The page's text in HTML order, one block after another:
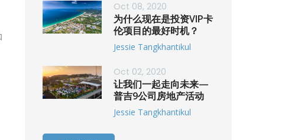
Oct 08, 2020
为什么现在是投资VIP卡
伦项目的最好时机？
Jessie Tangkhantikul
Oct 02, 2020
让我们一起走向未来—
普吉9公司房地产活动
Jessie Tangkhantikul